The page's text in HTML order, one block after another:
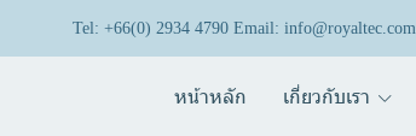
Tel: +66(0) 2934 4790 Email: info@royaltec.com
หน้าหลัก เกี่ยวกับเรา